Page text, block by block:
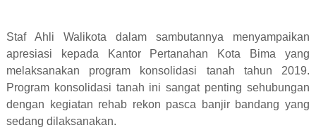
Staf Ahli Walikota dalam sambutannya menyampaikan
apresiasi kepada Kantor Pertanahan Kota Bima yang
melaksanakan program konsolidasi tanah tahun 2019.
Program konsolidasi tanah ini sangat penting sehubungan
dengan kegiatan rehab rekon pasca banjir bandang yang
sedang dilaksanakan.